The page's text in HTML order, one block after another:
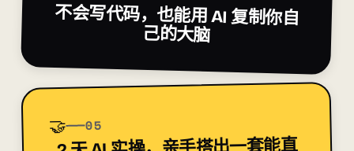
不会写代码，也能用 AI复制你自
己的大脑
🤝 05